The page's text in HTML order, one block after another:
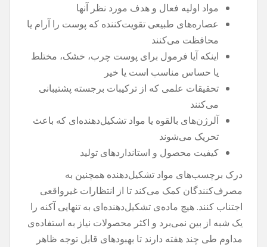
مواد اولیه فعال و هدف مورد نظر آنها
عصاره‌های طبیعی تقویت‌کننده که پوست را آرام یا
محافظت می‌کنند
اینکه آیا فرمول برای پوست چرب، خشک، مختلط
یا حساس مناسب است یا خیر
تحقیقات علمی که از ترکیبات برجسته پشتیبانی
می‌کنند
آلرژن‌های بالقوه یا مواد تشکیل‌دهنده‌ای که باعث
تحریک می‌شوند
کیفیت محصول و استانداردهای تولید
درک برچسب‌های مواد تشکیل‌دهنده همچنین به
مصرف‌کنندگان کمک می‌کند تا از انتظارات غیرواقعی
اجتناب کنند. هیچ ماده‌ی تشکیل‌دهنده‌ای به تنهایی آکنه را
یک شبه از بین نمی‌برد و اکثر محصولات نیاز به استفاده‌ی
مداوم طی چند هفته دارند تا بهبودهای قابل توجه ظاهر